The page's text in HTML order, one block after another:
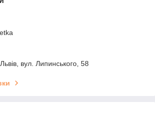
вул. Липинського, 58